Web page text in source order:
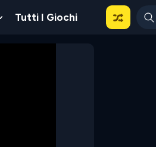
Show
For
Tutti I Giochi